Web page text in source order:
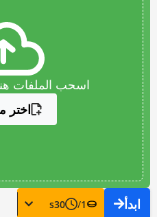
اسحب الملفات هنا
اختر
ابدأ 1
/
30
s